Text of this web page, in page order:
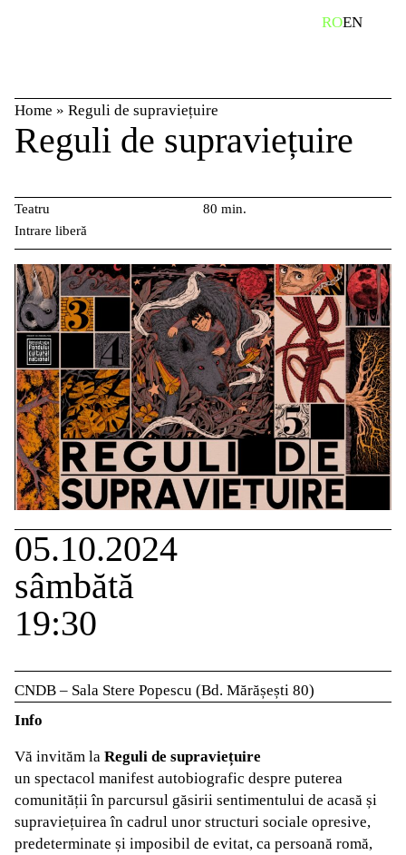
ROEN
Home » Reguli de supraviețuire
Reguli de supraviețuire
Teatru
Intrare liberă
80 min.
05.10.2024
sâmbătă
19:30
CNDB – Sala Stere Popescu (Bd. Mărășești 80)
Info
Vă invităm la Reguli de supraviețuire
un spectacol manifest autobiografic despre puterea
comunității în parcursul găsirii sentimentului de acasă și
supraviețuirea în cadrul unor structuri sociale opresive,
predeterminate și imposibil de evitat, ca persoană romă,